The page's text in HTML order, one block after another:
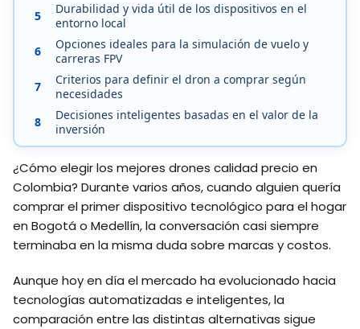
5
Durabilidad y vida útil de los dispositivos en el
entorno local
6
Opciones ideales para la simulación de vuelo y
carreras FPV
7
Criterios para definir el dron a comprar según
necesidades
8
Decisiones inteligentes basadas en el valor de la
inversión
¿Cómo elegir los mejores drones calidad precio en
Colombia? Durante varios años, cuando alguien quería
comprar el primer dispositivo tecnológico para el hogar
en Bogotá o Medellín, la conversación casi siempre
terminaba en la misma duda sobre marcas y costos.
Aunque hoy en día el mercado ha evolucionado hacia
tecnologías automatizadas e inteligentes, la
comparación entre las distintas alternativas sigue